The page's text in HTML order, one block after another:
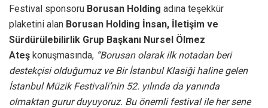
Festival sponsoru Borusan Holding adına teşekkür
plaketini alan Borusan Holding İnsan, İletişim ve
Sürdürülebilirlik Grup Başkanı Nursel Ölmez
Ateş konuşmasında, “Borusan olarak ilk notadan beri
destekçisi olduğumuz ve Bir İstanbul Klasiği haline gelen
İstanbul Müzik Festivali’nin 52. yılında da yanında
olmaktan gurur duyuyoruz. Bu önemli festival ile her sene